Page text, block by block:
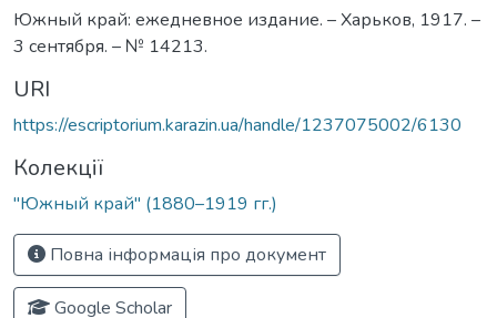
Южный край: ежедневное издание. – Харьков, 1917. –
3 сентября. – № 14213.
URI
https://escriptorium.karazin.ua/handle/1237075002/6130
Колекції
"Южный край" (1880–1919 гг.)
Повна інформація про документ
Google Scholar